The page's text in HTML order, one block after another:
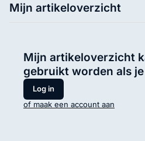
Mijn artikeloverzicht
Mijn artikeloverzicht
gebruikt worden als
Log in
of maak een account aan